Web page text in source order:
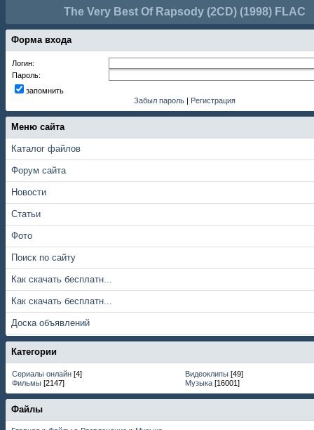
The Very Best Of Rapsody (2CD) (1998) FLAC
Форма входа
Логин:
Пароль:
запомнить
Забыл пароль | Регистрация
Меню сайта
Каталог файлов
Форум сайта
Новости
Статьи
Фото
Поиск по сайту
Как скачать бесплатн...
Как скачать бесплатн...
Доска объявлений
Категории
Сериалы онлайн [4] Видеоклипы [49]
Фильмы [2147] Музыка [16001]
Файлы